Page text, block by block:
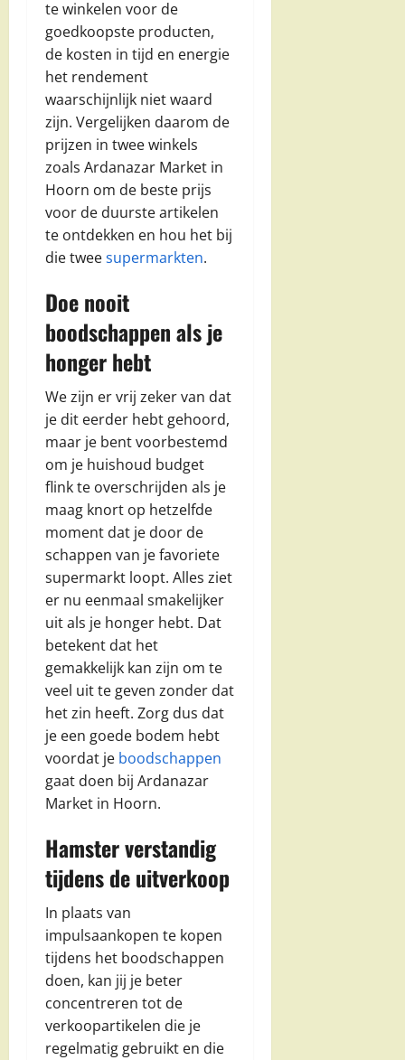
te winkelen voor de
goedkoopste producten,
de kosten in tijd en energie
het rendement
waarschijnlijk niet waard
zijn. Vergelijken daarom de
prijzen in twee winkels
zoals Ardanazar Market in
Hoorn om de beste prijs
voor de duurste artikelen
te ontdekken en hou het bij
die tweesupermarkten.
Doe nooit
boodschappen als je
honger hebt
We zijn er vrij zeker van dat
je dit eerder hebt gehoord,
maar je bent voorbestemd
om je huishoud budget
flink te overschrijden als je
maag knort op hetzelfde
moment dat je door de
schappen van je favoriete
supermarkt loopt. Alles ziet
er nu eenmaal smakelijker
uit als je honger hebt. Dat
betekent dat het
gemakkelijk kan zijn om te
veel uit te geven zonder dat
het zin heeft. Zorg dus dat
je een goede bodem hebt
voordat je boodschappen
gaat doen bij Ardanazar
Market in Hoorn.
Hamster verstandig
tijdens de uitverkoop
In plaats van
impulsaankopen te kopen
tijdens het boodschappen
doen, kan jij je beter
concentreren tot de
verkoopartikelen die je
regelmatig gebruikt en die